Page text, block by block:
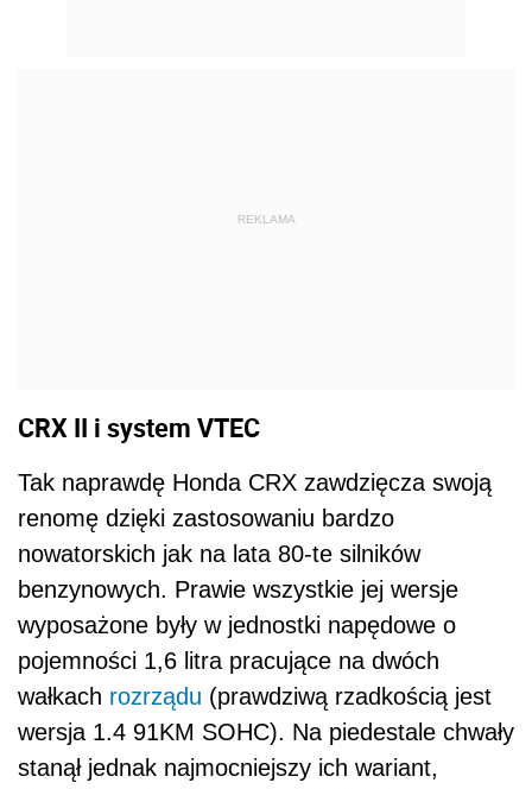
REKLAMA
CRX II i system VTEC
Tak naprawdę Honda CRX zawdzięcza swoją
renomę dzięki zastosowaniu bardzo
nowatorskich jak na lata 80-te silników
benzynowych. Prawie wszystkie jej wersje
wyposażone były w jednostki napędowe o
pojemności 1,6 litra pracujące na dwóch
wałkach rozrządu (prawdziwą rzadkością jest
wersja 1.4 91KM SOHC). Na piedestale chwały
stanął jednak najmocniejszy ich wariant,